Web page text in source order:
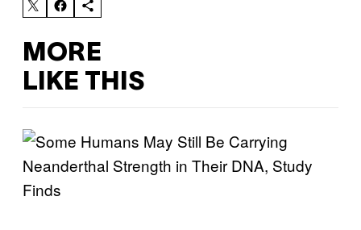
MORE
LIKE THIS